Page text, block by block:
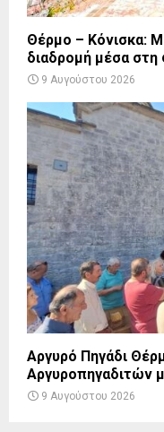
Θέρμο – Κόνισκα:
διαδρομή μέσα στη
9 Αυγούστου 2026
Αργυρό Πηγάδι
Αργυροπηγαδιτών
9 Αυγούστου 2026